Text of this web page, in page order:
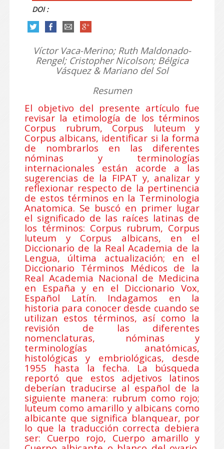
DOI :
Víctor Vaca-Merino; Ruth Maldonado-
Rengel; Cristopher Nicolson; Bélgica
Vásquez & Mariano del Sol
Resumen
El objetivo del presente artículo fue
revisar la etimología de los términos
Corpus rubrum, Corpus luteum y
Corpus albicans, identificar si la forma
de nombrarlos en las diferentes
nóminas y terminologías
internacionales están acorde a las
sugerencias de la FIPAT y, analizar y
reflexionar respecto de la pertinencia
de estos términos en la Terminologia
Anatomica. Se buscó en primer lugar
el significado de las raíces latinas de
los términos: Corpus rubrum, Corpus
luteum y Corpus albicans, en el
Diccionario de la Real Academia de la
Lengua, última actualización; en el
Diccionario Términos Médicos de la
Real Academia Nacional de Medicina
en España y en el Diccionario Vox,
Español Latín. Indagamos en la
historia para conocer desde cuando se
utilizan estos términos, así como la
revisión de las diferentes
nomenclaturas, nóminas y
terminologías anatómicas,
histológicas y embriológicas, desde
1955 hasta la fecha. La búsqueda
reportó que estos adjetivos latinos
deberían traducirse al español de la
siguiente manera: rubrum como rojo;
luteum como amarillo y albicans como
albicante que significa blanquear, por
lo que la traducción correcta debiera
ser: Cuerpo rojo, Cuerpo amarillo y